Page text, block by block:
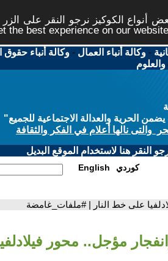
أنواع الكوكيز نرجو النقر على
the best experience on our website
-وكالة أنباء العمال -وكالة أنباء حقوق
الحرية والعدالة الاجتماعية للجميع"
والتى نالها أعلام في الفكر والثقافة
النقر هنا لاستخدام الموقع البديل
English كوردي
على خط النار | #ملفات_غامضة
مؤجل.. محور